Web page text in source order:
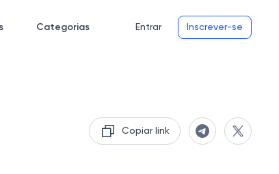
Categorias Entrar Inscrever-se
Copiar link